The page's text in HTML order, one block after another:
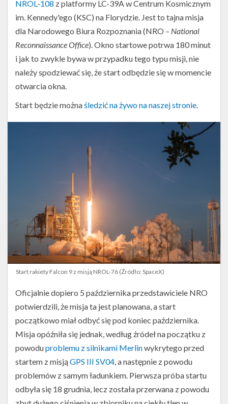
NROL‑108 z platformy LC-39A w Centrum Kosmicznym
im. Kennedy'ego (KSC) na Florydzie. Jest to tajna misja
dla Narodowego Biura Rozpoznania (NRO – National
Reconnaissance Office). Okno startowe potrwa 180 minut
i jak to zwykle bywa w przypadku tego typu misji, nie
należy spodziewać się, że start odbędzie się w momencie
otwarcia okna.
Start będzie możnaśledzić na żywo na naszej stronie
Start rakiety Falcon 9 z misją NROL-76 (Źródło: SpaceX)
Oficjalnie dopiero 5 października przedstawiciele NRO
potwierdzili, że misja ta jest planowana, a start
początkowo miał odbyć się pod koniec października.
Misja opóźniła się jednak, według źródeł na początku z
powoduproblemu z silnikami Merlinwykrytego przed
startem z misjąGPS III SV04, a następnie z powodu
problemów z samym ładunkiem. Pierwsza próba startu
odbyła się 18 grudnia, lecz została przerwana z powodu